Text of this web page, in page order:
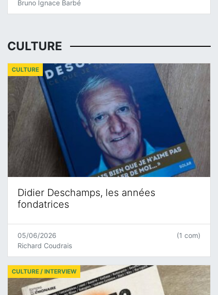
Bruno Ignace Barbé
CULTURE
Didier Deschamps, les années
fondatrices
CULTURE
05/06/2026
Richard Coudrais
(1 com)
CULTURE / INTERVIEW